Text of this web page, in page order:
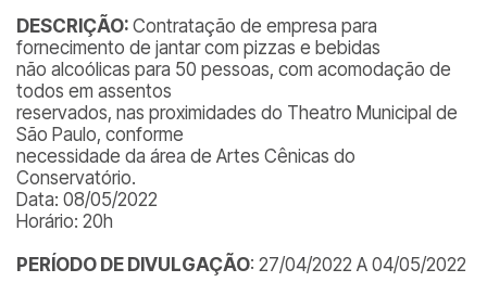
DESCRIÇÃO: Contratação de empresa para
fornecimento de jantar com pizzas e bebidas
não alcoólicas para 50 pessoas, com acomodação de
todos em assentos
reservados, nas proximidades do Theatro Municipal de
São Paulo, conforme
necessidade da área de Artes Cênicas do
Conservatório.
Data: 08/05/2022
Horário: 20h
PERÍODO DE DIVULGAÇÃO: 27/04/2022 A 04/05/2022